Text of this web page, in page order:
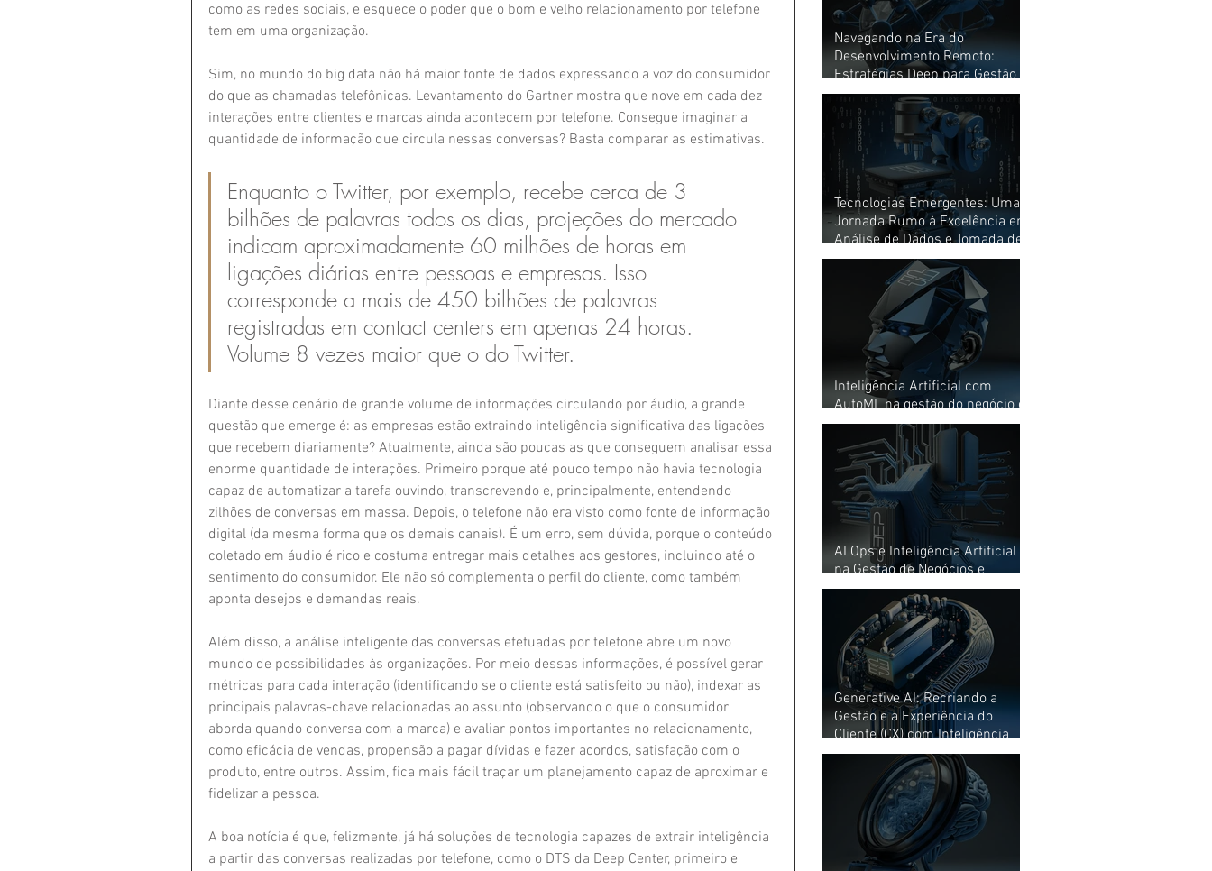
como as redes sociais, e esquece o poder que o bom e velho relacionamento por telefone
tem em uma organização.
Sim, no mundo do big data não há maior fonte de dados expressando a voz do consumidor
do que as chamadas telefônicas. Levantamento do Gartner mostra que nove em cada dez
interações entre clientes e marcas ainda acontecem por telefone. Consegue imaginar a
quantidade de informação que circula nessas conversas? Basta comparar as estimativas.
Enquanto o Twitter, por exemplo, recebe cerca de 3
bilhões de palavras todos os dias, projeções do mercado
indicam aproximadamente 60 milhões de horas em
ligações diárias entre pessoas e empresas. Isso
corresponde a mais de 450 bilhões de palavras
registradas em contact centers em apenas 24 horas.
Volume 8 vezes maior que o do Twitter.
Diante desse cenário de grande volume de informações circulando por áudio, a grande
questão que emerge é: as empresas estão extraindo inteligência significativa das ligações
que recebem diariamente? Atualmente, ainda são poucas as que conseguem analisar essa
enorme quantidade de interações. Primeiro porque até pouco tempo não havia tecnologia
capaz de automatizar a tarefa ouvindo, transcrevendo e, principalmente, entendendo
zilhões de conversas em massa. Depois, o telefone não era visto como fonte de informação
digital (da mesma forma que os demais canais). É um erro, sem dúvida, porque o conteúdo
coletado em áudio é rico e costuma entregar mais detalhes aos gestores, incluindo até o
sentimento do consumidor. Ele não só complementa o perfil do cliente, como também
aponta desejos e demandas reais.
Além disso, a análise inteligente das conversas efetuadas por telefone abre um novo
mundo de possibilidades às organizações. Por meio dessas informações, é possível gerar
métricas para cada interação (identificando se o cliente está satisfeito ou não), indexar as
principais palavras-chave relacionadas ao assunto (observando o que o consumidor
aborda quando conversa com a marca) e avaliar pontos importantes no relacionamento,
como eficácia de vendas, propensão a pagar dívidas e fazer acordos, satisfação com o
produto, entre outros. Assim, fica mais fácil traçar um planejamento capaz de aproximar e
fidelizar a pessoa.
A boa notícia é que, felizmente, já há soluções de tecnologia capazes de extrair inteligência
a partir das conversas realizadas por telefone, como o DTS da Deep Center, primeiro e
Navegando na Era do
Desenvolvimento Remoto:
Estratégias Deep para Gestão
de Times de Alto Desempenho
Tecnologias Emergentes: Uma
Jornada Rumo à Excelência em
Análise de Dados e Tomada de
Decisões.
Inteligência Artificial com
AutoML na gestão do negócio e
experiência do cliente (CX)
AI Ops e Inteligência Artificial
na Gestão de Negócios e
Experiência do Cliente (CX)
Generative AI: Recriando a
Gestão e a Experiência do
Cliente (CX) com Inteligência
Artificial